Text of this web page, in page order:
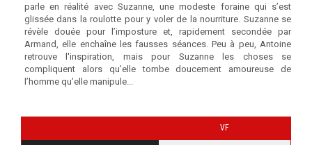
parle en réalité avec Suzanne, une modeste foraine qui s’est
glissée dans la roulotte pour y voler de la nourriture. Suzanne se
révèle douée pour l’imposture et, rapidement secondée par
Armand, elle enchaîne les fausses séances. Peu à peu, Antoine
retrouve l'inspiration, mais pour Suzanne les choses se
compliquent alors qu’elle tombe doucement amoureuse de
l’homme qu’elle manipule...
VF